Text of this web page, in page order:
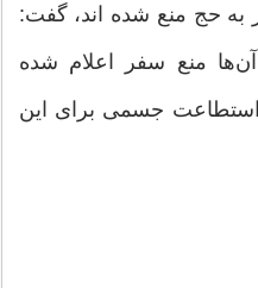
به حج منع شده اند، گفت:
آن‌ها منع سفر اعلام شده
استطاعت جسمی برای این